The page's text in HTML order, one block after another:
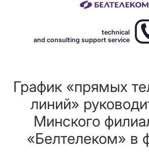
technical
and consulting support service
График «прямых
линий»
Минского
«Белтелеком» в